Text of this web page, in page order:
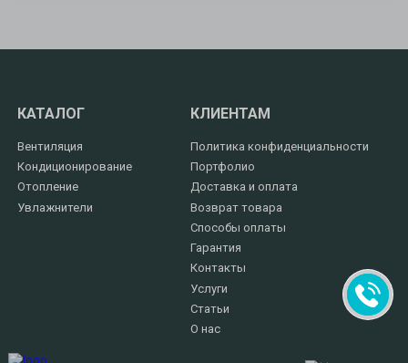
КАТАЛОГ
Вентиляция
Кондиционирование
Отопление
Увлажнители
КЛИЕНТАМ
Политика конфиденциальности
Портфолио
Доставка и оплата
Возврат товара
Способы оплаты
Гарантия
Контакты
Услуги
Статьи
О нас